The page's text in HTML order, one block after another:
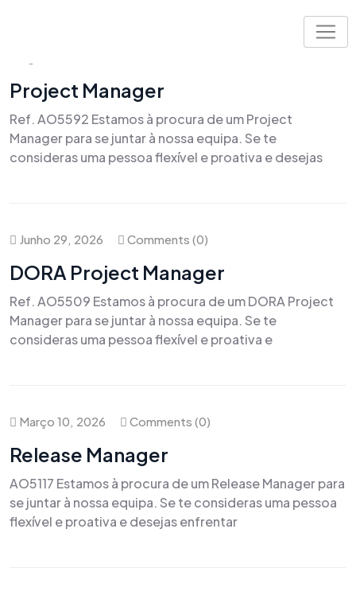
Project Manager
Ref. AO5592 Estamos à procura de um Project
Manager para se juntar à nossa equipa. Se te
consideras uma pessoa flexível e proativa e desejas
Junho 29, 2026 Comments (0)
DORA Project Manager
Ref. AO5509 Estamos à procura de um DORA Project
Manager para se juntar à nossa equipa. Se te
consideras uma pessoa flexível e proativa e
Março 10, 2026 Comments (0)
Release Manager
AO5117 Estamos à procura de um Release Manager para
se juntar à nossa equipa. Se te consideras uma pessoa
flexível e proativa e desejas enfrentar